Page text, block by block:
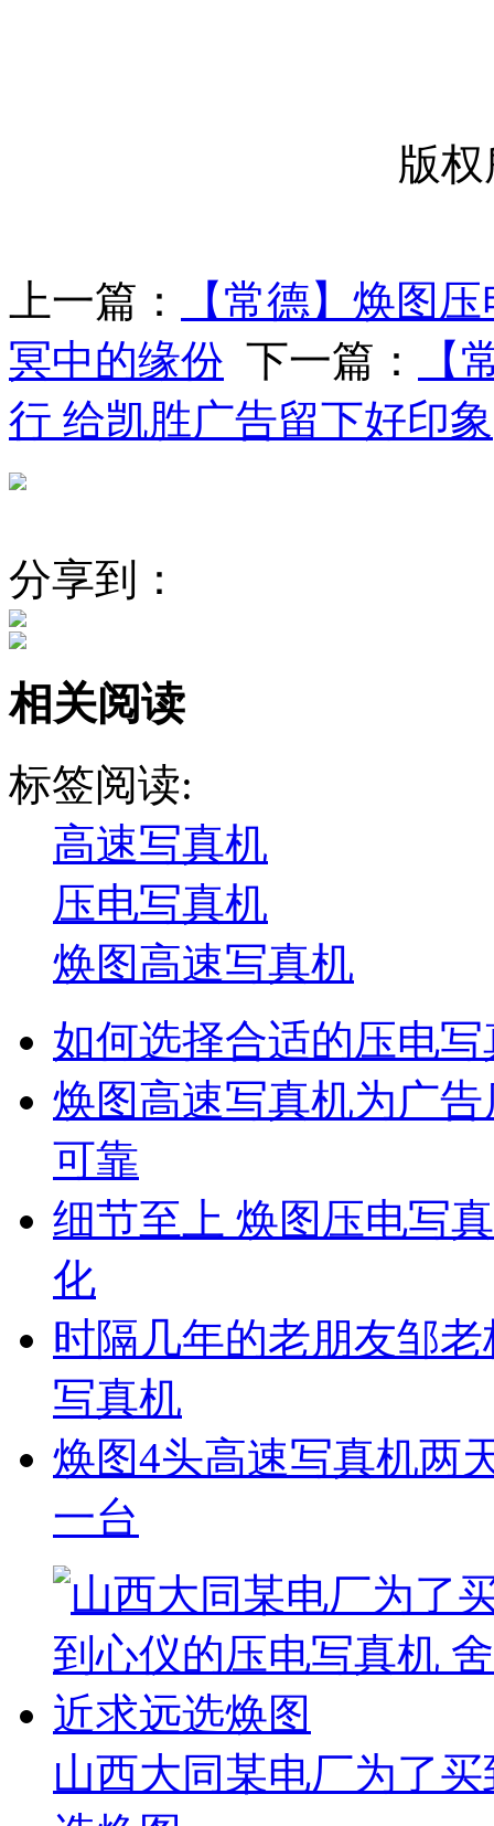
版
上一篇：
【常德】焕图
冥中的缘份 下一篇：
【
行 给凯胜广告留下好印象
分享到：
相关阅读
标签阅读:
高速写真机
压电写真机
焕图高速写真机
如何选择合适的压电
焕图高速写真机为广
可靠
细节至上 焕图压电写
化
时隔几年的老朋友邹
写真机
焕图4头高速写真机两
一台
山西大同某电厂为了